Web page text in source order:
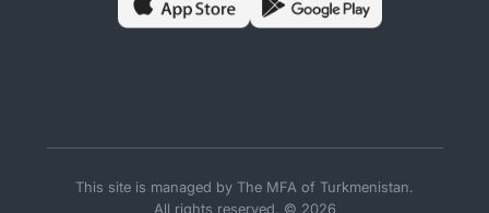
This site is managed by The MFA of Turkmenistan.
All rights reserved. © 2026